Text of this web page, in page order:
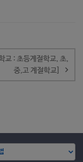
교 : 초등계절학교, 초,
중,고 계절학교]